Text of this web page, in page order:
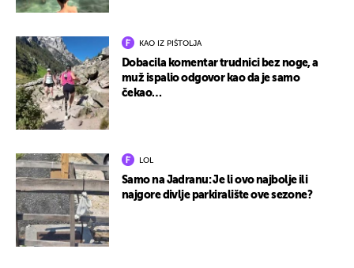
KAO IZ PIŠTOLJA
Dobacila komentar trudnici bez noge, a
muž ispalio odgovor kao da je samo
čekao…
LOL
Samo na Jadranu: Je li ovo najbolje ili
najgore divlje parkiralište ove sezone?